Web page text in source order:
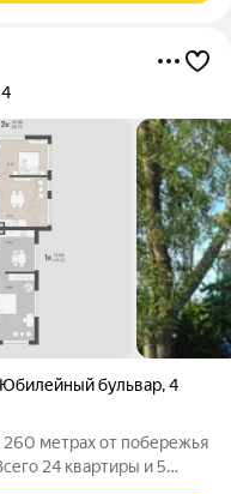
4
Юбилейный бульвар,4
260 метрах от побережья
24 квартиры и 5